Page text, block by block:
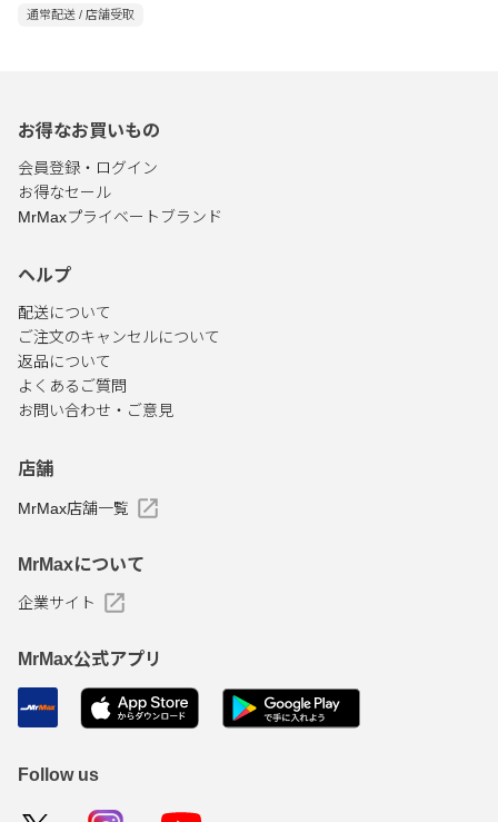
通常配送 / 店舗受取
お得なお買いもの
会員登録・ログイン
お得なセール
MrMaxプライベートブランド
ヘルプ
配送について
ご注文のキャンセルについて
返品について
よくあるご質問
お問い合わせ・ご意見
店舗
MrMax店舗一覧
MrMaxについて
企業サイト
MrMax公式アプリ
Follow us